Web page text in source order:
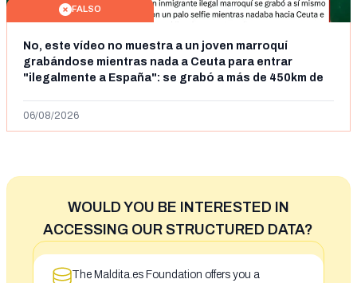
FALSO
No, este vídeo no muestra a un joven marroquí
grabándose mientras nada a Ceuta para entrar
"ilegalmente a España": se grabó a más de 450km de
06/08/2026
WOULD YOU BE INTERESTED IN
ACCESSING OUR STRUCTURED DATA?
The Maldita.es Foundation offers you a